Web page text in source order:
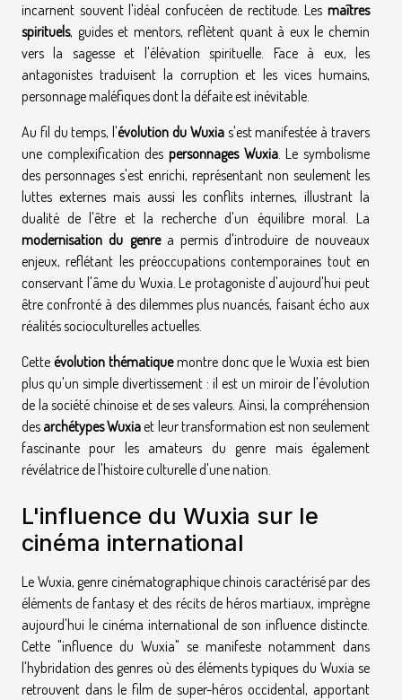
incarnent souvent l'idéal confucéen de rectitude. Les maîtres
spirituels, guides et mentors, reflètent quant à eux le chemin
vers la sagesse et l'élévation spirituelle. Face à eux, les
antagonistes traduisent la corruption et les vices humains,
personnage maléfiques dont la défaite est inévitable.
Au fil du temps, l'évolution du Wuxias'est manifestée à travers
une complexification des personnages Wuxia. Le symbolisme
des personnages s'est enrichi, représentant non seulement les
luttes externes mais aussi les conflits internes, illustrant la
dualité de l'être et la recherche d'un équilibre moral. La
modernisation du genrea permis d'introduire de nouveaux
enjeux, reflétant les préoccupations contemporaines tout en
conservant l'âme du Wuxia. Le protagoniste d'aujourd'hui peut
être confronté à des dilemmes plus nuancés, faisant écho aux
réalités socioculturelles actuelles.
Cette évolution thématiquemontre donc que le Wuxia est bien
plus qu'un simple divertissement : il est un miroir de l'évolution
de la société chinoise et de ses valeurs. Ainsi, la compréhension
des archétypes Wuxiaet leur transformation est non seulement
fascinante pour les amateurs du genre mais également
révélatrice de l'histoire culturelle d'une nation.
L'influence du Wuxia sur le
cinéma international
Le Wuxia, genre cinématographique chinois caractérisé par des
éléments de fantasy et des récits de héros martiaux, imprègne
aujourd'hui le cinéma international de son influence distincte.
Cette "influence du Wuxia" se manifeste notamment dans
l'hybridation des genres où des éléments typiques du Wuxia se
retrouvent dans le film de super-héros occidental, apportant